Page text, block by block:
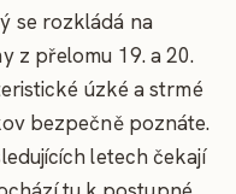
se rozkládá na
z přelomu 19. a 20.
úzké a strmé
bezpečně poznáte.
letech čekají